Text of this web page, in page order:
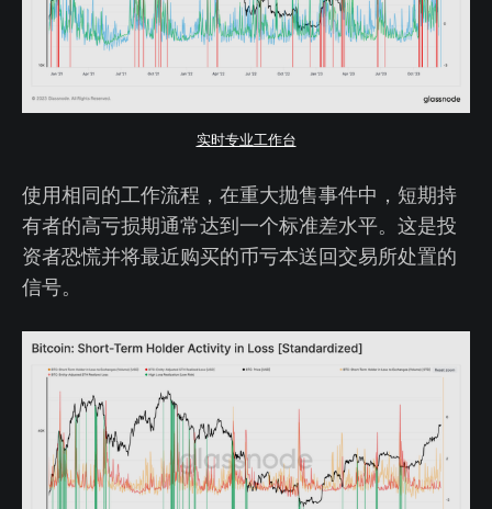
实时专业工作台
使用相同的工作流程，在重大抛售事件中，短期持
有者的高亏损期通常达到一个标准差水平。这是投
资者恐慌并将最近购买的币亏本送回交易所处置的
信号。